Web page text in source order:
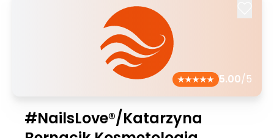
5.00/5
#NailsLove®/Katarzyna